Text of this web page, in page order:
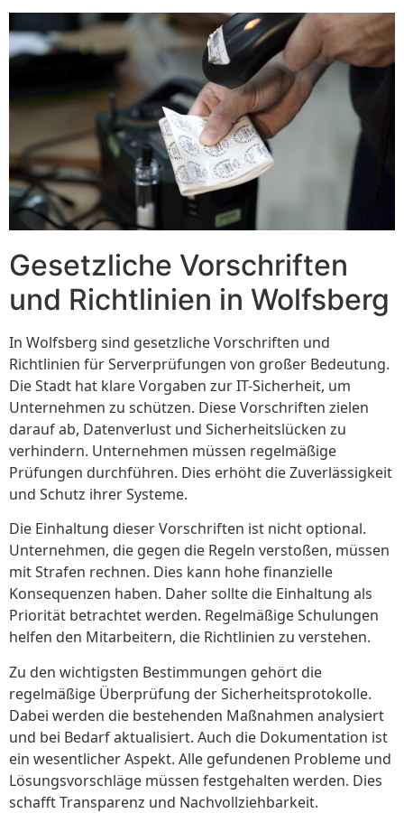
Gesetzliche Vorschriften
und Richtlinien in Wolfsberg
In Wolfsberg sind gesetzliche Vorschriften und
Richtlinien für Serverprüfungen von großer Bedeutung.
Die Stadt hat klare Vorgaben zur IT-Sicherheit, um
Unternehmen zu schützen. Diese Vorschriften zielen
darauf ab, Datenverlust und Sicherheitslücken zu
verhindern. Unternehmen müssen regelmäßige
Prüfungen durchführen. Dies erhöht die Zuverlässigkeit
und Schutz ihrer Systeme.
Die Einhaltung dieser Vorschriften ist nicht optional.
Unternehmen, die gegen die Regeln verstoßen, müssen
mit Strafen rechnen. Dies kann hohe finanzielle
Konsequenzen haben. Daher sollte die Einhaltung als
Priorität betrachtet werden. Regelmäßige Schulungen
helfen den Mitarbeitern, die Richtlinien zu verstehen.
Zu den wichtigsten Bestimmungen gehört die
regelmäßige Überprüfung der Sicherheitsprotokolle.
Dabei werden die bestehenden Maßnahmen analysiert
und bei Bedarf aktualisiert. Auch die Dokumentation ist
ein wesentlicher Aspekt. Alle gefundenen Probleme und
Lösungsvorschläge müssen festgehalten werden. Dies
schafft Transparenz und Nachvollziehbarkeit.